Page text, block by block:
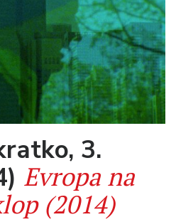
3.
Evropa na
(2014)